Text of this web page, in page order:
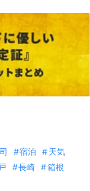
宿泊
天気
長崎
箱根